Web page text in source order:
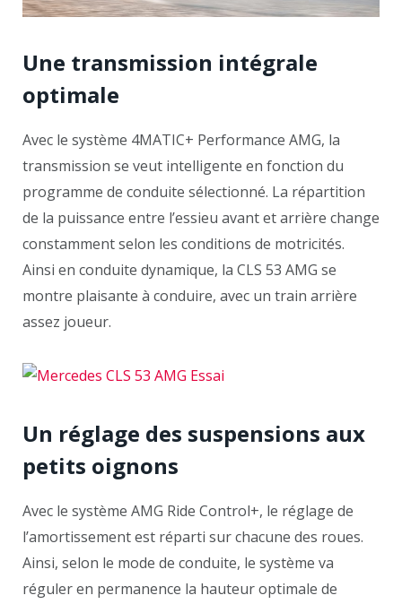
Une transmission intégrale
optimale
Avec le système 4MATIC+ Performance AMG, la
transmission se veut intelligente en fonction du
programme de conduite sélectionné. La répartition
de la puissance entre l’essieu avant et arrière change
constamment selon les conditions de motricités.
Ainsi en conduite dynamique, la CLS 53 AMG se
montre plaisante à conduire, avec un train arrière
assez joueur.
Un réglage des suspensions aux
petits oignons
Avec le système AMG Ride Control+, le réglage de
l’amortissement est réparti sur chacune des roues.
Ainsi, selon le mode de conduite, le système va
réguler en permanence la hauteur optimale de